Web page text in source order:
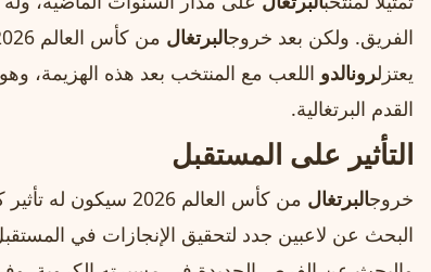
الفريق. ولكن بعد خروجالبرتغال من كأس العالم 2026، يبدو أن نهاية عصر
يعتزلرونالدو اللعب مع المنتخب بعد هذه الهزيمة،
القدم البرتغالية.
التأثير على المستقبل
خروجالبرتغال من كأس العالم 2026 سيكون له تأثير كبير على المستقبل. حيث سيتعين على
البحث عن لاعبين جدد لتحقيق الإنجازات في